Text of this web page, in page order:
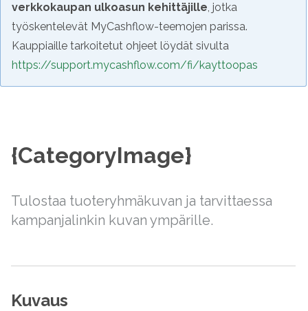
verkkokaupan ulkoasun kehittäjille, jotka
työskentelevät MyCashflow-teemojen parissa.
Kauppiaille tarkoitetut ohjeet löydät sivulta
https://support.mycashflow.com/fi/kayttoopas
{CategoryImage}
Tulostaa tuoteryhmäkuvan ja tarvittaessa
kampanjalinkin kuvan ympärille.
Kuvaus